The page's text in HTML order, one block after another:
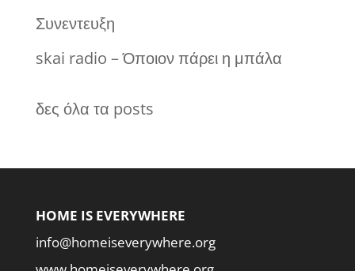
Συνεντευξη
skai radio – Όποιον πάρει η μπάλα
δες όλα τα posts
HOME IS EVERYWHERE
info@homeiseverywhere.org